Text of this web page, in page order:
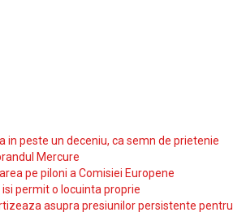
peste un deceniu, ca semn de prietenie
Mercure
pe piloni a Comisiei Europene
permit o locuinta proprie
asupra presiunilor persistente pentru